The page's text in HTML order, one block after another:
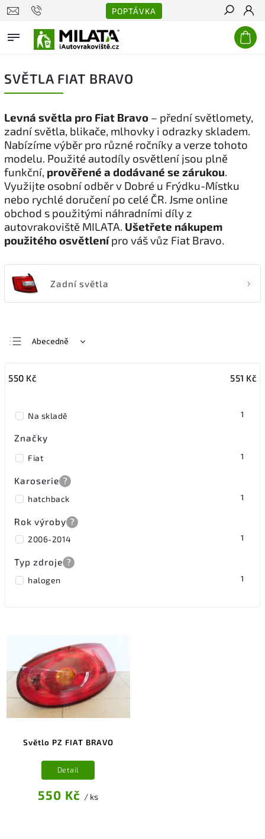
POPTÁVKA
Hledat
SVĚTLA FIAT BRAVO
Levná světla pro Fiat Bravo – přední světlomety,
zadní světla, blikače, mlhovky i odrazky skladem.
Nabízíme výběr pro různé ročníky a verze tohoto
modelu. Použité autodíly osvětlení jsou plně
funkční, prověřené a dodávané se zárukou.
Využijte osobní odběr v Dobré u Frýdku-Místku
nebo rychlé doručení po celé ČR. Jsme online
obchod s použitými náhradními díly z
autovrakoviště MILATA. Ušetřete nákupem
použitého osvětlenípro váš vůz Fiat Bravo.
Zadní světla
Abecedně
Nejdražší
550 Kč 551 Kč
Na skladě 1
Značky
Fiat 1
Karoserie ?
hatchback 1
Rok výroby ?
2006-2014 1
Typ zdroje ?
halogen 1
Světlo PZ FIAT BRAVO
550 Kč / ks
Detail